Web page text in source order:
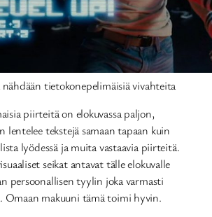
nähdään tietokonepelimäisiä vivahteita
piirteitä on elokuvassa paljon,
lentelee tekstejä samaan tapaan kuin
lyödessä ja muita vastaavia piirteitä.
seikat antavat tälle elokuvalle
persoonallisen tyylin joka varmasti
Omaan makuuni tämä toimi hyvin.